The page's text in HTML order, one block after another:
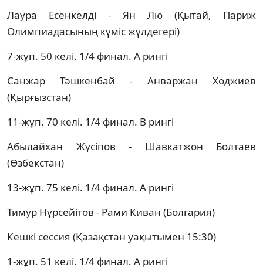
Лаура Есенкелді - Ян Лю (Қытай, Париж
Олимпиадасының күміс жүлдегері)
7-жұп. 50 келі. 1/4 финал. А рингі
Санжар Тәшкенбай - Анваржан Ходжиев
(Қырғызстан)
11-жұп. 70 келі. 1/4 финал. В рингі
Абылайхан Жүсіпов - Шавкатжон Болтаев
(Өзбекстан)
13-жұп. 75 келі. 1/4 финал. А рингі
Тимур Нұрсейітов - Рами Киван (Болгария)
Кешкі сессия (Қазақстан уақытымен 15:30)
1-жұп. 51 келі. 1/4 финал. А рингі